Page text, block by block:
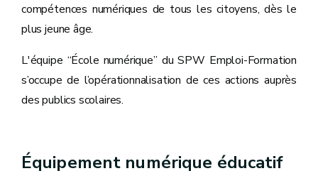
compétences numériques de tous les citoyens, dès le
plus jeune âge.
L'équipe “École numérique” du SPW Emploi-Formation
s’occupe de l’opérationnalisation de ces actions auprès
des publics scolaires.
Équipement numérique éducatif